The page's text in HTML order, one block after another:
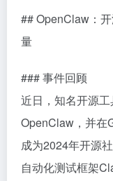
## OpenClaw：
量
### 事件回顾
近日，知名开源
OpenClaw，并在
成为2024年开源
自动化测试框架